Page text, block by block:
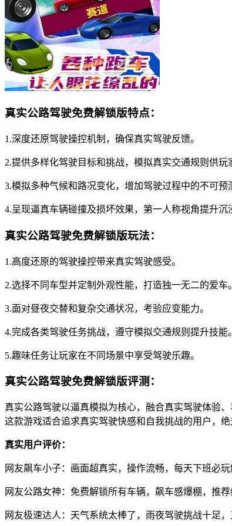
真实公路驾驶免费解锁版特点：
1.深度还原驾驶操控机制，确保真实驾驶反馈。
2.提供多样化驾驶目标和挑战，模拟真实交通规则供玩
3.模拟多种气候和路况变化，增加驾驶过程中的不可预
4.呈现逼真车辆碰撞及损坏效果，第一人称视角提升沉
真实公路驾驶免费解锁版玩法：
1.高度还原的驾驶操控带来真实驾驶感受。
2.选择不同车型并定制外观性能，打造独一无二的爱车。
3.面对昼夜交替和复杂交通状况，考验应变能力。
4.完成各类驾驶任务挑战，遵守模拟交通规则提升技能。
5.趣味任务让玩家在不同场景中享受驾驶乐趣。
真实公路驾驶免费解锁版评测：
真实公路驾驶以逼真模拟为核心，融合真实驾驶体验
这款游戏适合追求真实驾驶快感和自我挑战的用户，绝
真实用户评价：
网友飙车小子：画面超真实，操作流畅，每天下班必玩
网友公路女神：免费解锁所有车辆，飙车感爆棚，推荐
网友极速达人：天气系统太棒了，雨夜驾驶挑战十足，